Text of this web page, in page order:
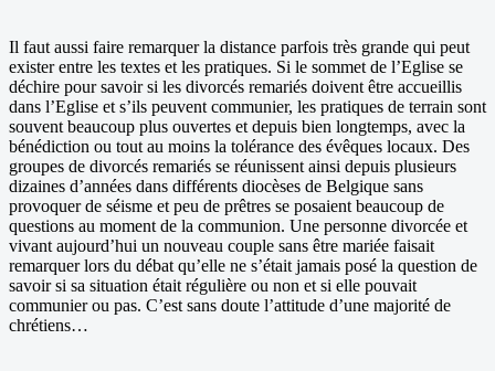
Il faut aussi faire remarquer la distance parfois très grande qui peut
exister entre les textes et les pratiques. Si le sommet de l’Eglise se
déchire pour savoir si les divorcés remariés doivent être accueillis
dans l’Eglise et s’ils peuvent communier, les pratiques de terrain sont
souvent beaucoup plus ouvertes et depuis bien longtemps, avec la
bénédiction ou tout au moins la tolérance des évêques locaux. Des
groupes de divorcés remariés se réunissent ainsi depuis plusieurs
dizaines d’années dans différents diocèses de Belgique sans
provoquer de séisme et peu de prêtres se posaient beaucoup de
questions au moment de la communion. Une personne divorcée et
vivant aujourd’hui un nouveau couple sans être mariée faisait
remarquer lors du débat qu’elle ne s’était jamais posé la question de
savoir si sa situation était régulière ou non et si elle pouvait
communier ou pas. C’est sans doute l’attitude d’une majorité de
chrétiens…